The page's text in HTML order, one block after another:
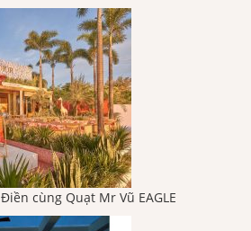
cùng Quạt Mr Vũ EAGLE